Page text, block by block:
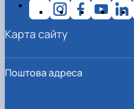
Поштова адреса
Карта сайту